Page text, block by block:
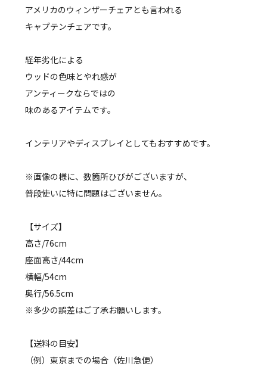
アメリカのウィンザーチェアとも言われる
キャプテンチェアです。
経年劣化による
ウッドの色味とやれ感が
アンティークならではの
味のあるアイテムです。
インテリアやディスプレイとしてもおすすめです。
※画像の様に、数箇所ひびがございますが、
普段使いに特に問題はございません。
【サイズ】
高さ/76cm
座面高さ/44cm
横幅/54cm
奥行/56.5cm
※多少の誤差はご了承お願いします。
【送料の目安】
（例）東京までの場合（佐川急便）